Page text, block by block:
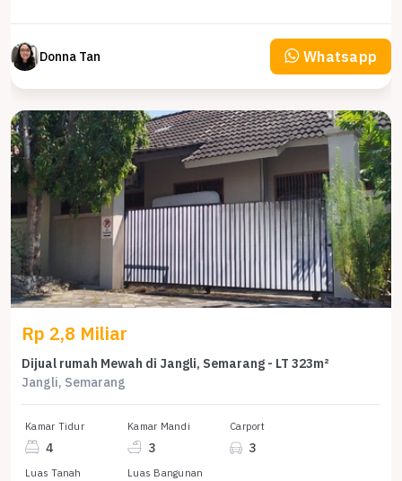
Donna Tan Whatsapp
Rp 2,8 Miliar
Dijual rumah Mewah di Jangli, Semarang - LT 323m²
Jangli, Semarang
Kamar Tidur
4
Kamar Mandi
3
Carport
3
Luas Tanah Luas Bangunan